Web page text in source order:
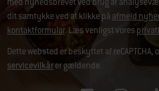
med nyhedsbrevet ved brug af
dit samtykke ved at klikke på afmeld
kontaktformular. Læs venligst vores
Dette websted er beskyttet af reCAPTCHA,
servicevilkårer gældende.